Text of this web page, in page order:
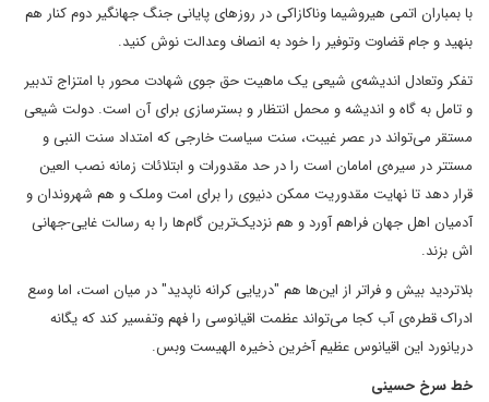
با بمباران اتمی هیروشیما وناکازاکی در روز‌های پایانی جنگ جهانگیر دوم کنار هم
بنهید و جام قضاوت وتوفیر را خود به انصاف وعدالت نوش کنید.
تفکر وتعادل اندیشه‌ی شیعی یک ماهیت حق جوی شهادت محور با امتزاج تدبیر
و تامل به گاه و اندیشه و محمل انتظار و بسترسازی برای آن است. دولت شیعی
مستقر می‌تواند در عصر غیبت، سنت سیاست خارجی که امتداد سنت النبی و
مستتر در سیره‌ی امامان است را در حد مقدورات و ابتلائات زمانه نصب العین
قرار دهد تا نهایت مقدوریت ممکن دنیوی را برای امت وملک و هم شهروندان و
آدمیان اهل جهان فراهم آورد و هم نزدیک‌ترین گام‌ها را به رسالت غایی-جهانی
اش بزند.
بلاتردید بیش و فراتر از این‌ها هم "دریایی کرانه ناپدید" در میان است، اما وسع
ادراک قطره‌ی آب کجا می‌تواند عظمت اقیانوسی را فهم وتفسیر کند که یگانه
دریانورد این اقیانوس عظیم آخرین ذخیره الهیست وبس.
خط سرخ حسینی